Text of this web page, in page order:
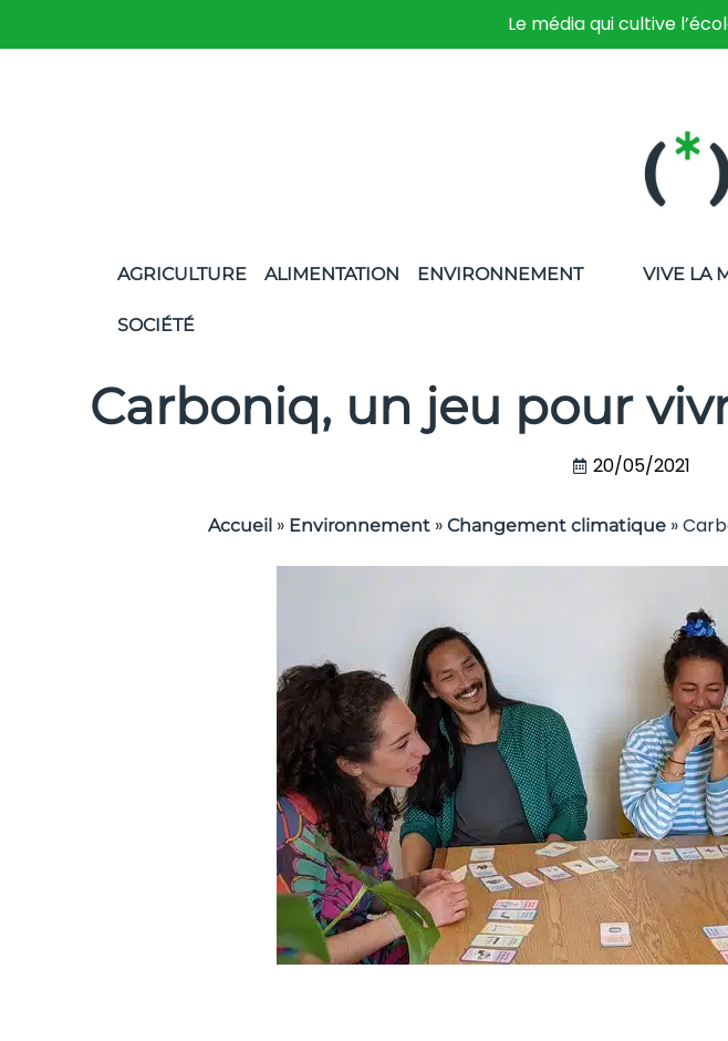
Le média qui cultive
AGRICULTURE ALIMENTATION ENVIRONNEMENT
SOCIÉTÉ
VIVE LA
Carboniq, un jeu pour
20/05/2021
Accueil» Environnement» Changement climatique»